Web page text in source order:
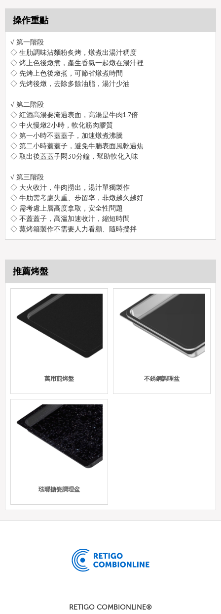
操作重點
√ 第一階段
◇ 生肋調味沾麵粉炙烤，燉煮出湯汁稠度
◇ 烤上色後燉煮，產生香氣一起燉在湯汁裡
◇ 先烤上色後燉煮，可節省燉煮時間
◇ 先烤後燉，去除多餘油脂，湯汁少油
√ 第二階段
◇ 紅酒高湯要淹過表面，高湯是牛肉1.7倍
◇ 中火慢燉2小時，軟化筋肉膠質
◇ 第一小時不蓋蓋子，加速燉煮沸騰
◇ 第二小時蓋蓋子，避免牛腩表面風乾過焦
◇ 取出後蓋蓋子悶30分鐘，幫助軟化入味
√ 第三階段
◇ 大火收汁，牛肉撈出，湯汁單獨製作
◇ 牛肋需考慮失重、步留率，非燉越久越好
◇ 需考慮上層高度拿取，安全性問題
◇ 不蓋蓋子，高溫加速收汁，縮短時間
◇ 蒸烤箱製作不需要人力看顧、隨時攪拌
推薦烤盤
萬用煎烤盤 不銹鋼調理盆
琺瑯搪瓷調理盆
RETIGO COMBIONLINE®